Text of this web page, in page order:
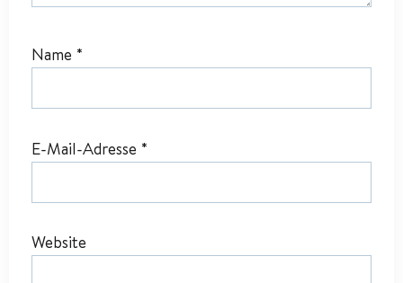
Name *
E-Mail-Adresse *
Website